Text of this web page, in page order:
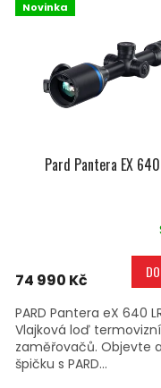
Novinka
Pard Pantera EX 640
74 990 Kč
PARD Pantera eX 640
Vlajková loď
zaměřovačů. Objevte
špičku s PARD...